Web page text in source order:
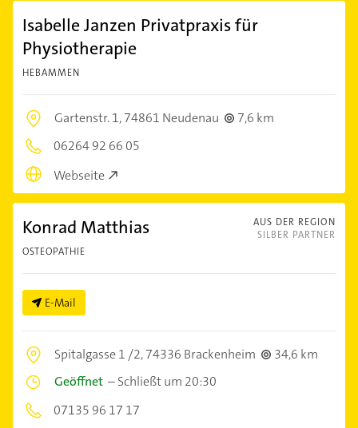
Isabelle Janzen Privatpraxis für
Physiotherapie
HEBAMMEN
Gartenstr. 1,74861 Neudenau
7,6 km
06264 92 66 05
Webseite
AUS DER REGION
SILBER PARTNER
Konrad Matthias
OSTEOPATHIE
E-Mail
Spitalgasse 1 /2,74336 Brackenheim
34,6 km
Geöffnet –Schließt um 20:30
07135 96 17 17